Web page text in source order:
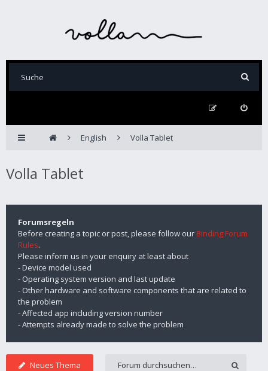
English Volla Tablet
Volla Tablet
Forumsregeln
Before creating a topic or post, please follow ourBinding Forum
Rules.
Please inform us in your enquiry at least about
- Device model used
- Operating system version and last update
- Other hardware and software components that are related to
the problem
- Affected app including version number
- Attempts already made to solve the problem
Neues Thema